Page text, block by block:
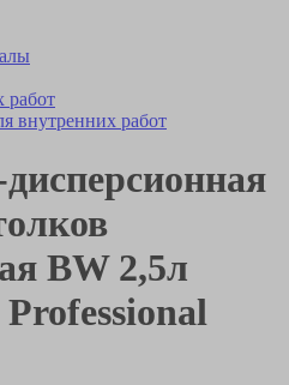
работ
внутренних работ
BW 2,5л